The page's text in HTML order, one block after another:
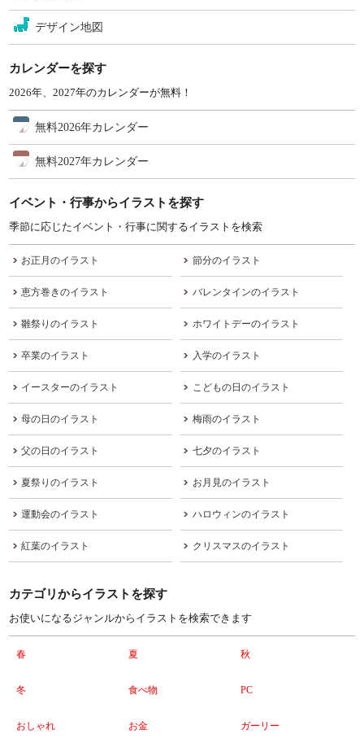
デザイン地図
カレンダーを探す
2026年、2027年のカレンダーが無料！
無料2026年カレンダー
無料2027年カレンダー
イベント・行事からイラストを探す
季節に応じたイベント・行事に関するイラストを検索
お正月のイラスト 節分のイラスト
恵方巻きのイラスト バレンタインのイラスト
雛祭りのイラスト ホワイトデーのイラスト
卒業のイラスト 入学のイラスト
イースターのイラスト こどもの日のイラスト
母の日のイラスト 梅雨のイラスト
父の日のイラスト 七夕のイラスト
夏祭りのイラスト お月見のイラスト
運動会のイラスト ハロウィンのイラスト
紅葉のイラスト クリスマスのイラスト
カテゴリからイラストを探す
お使いになるジャンルからイラストを検索できます
春 夏 秋
冬 食べ物 PC
おしゃれ お金 ガーリー